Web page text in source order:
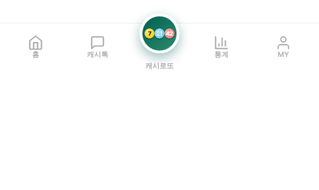
홈 캐시톡
7 21 42
캐시로또
통계 MY